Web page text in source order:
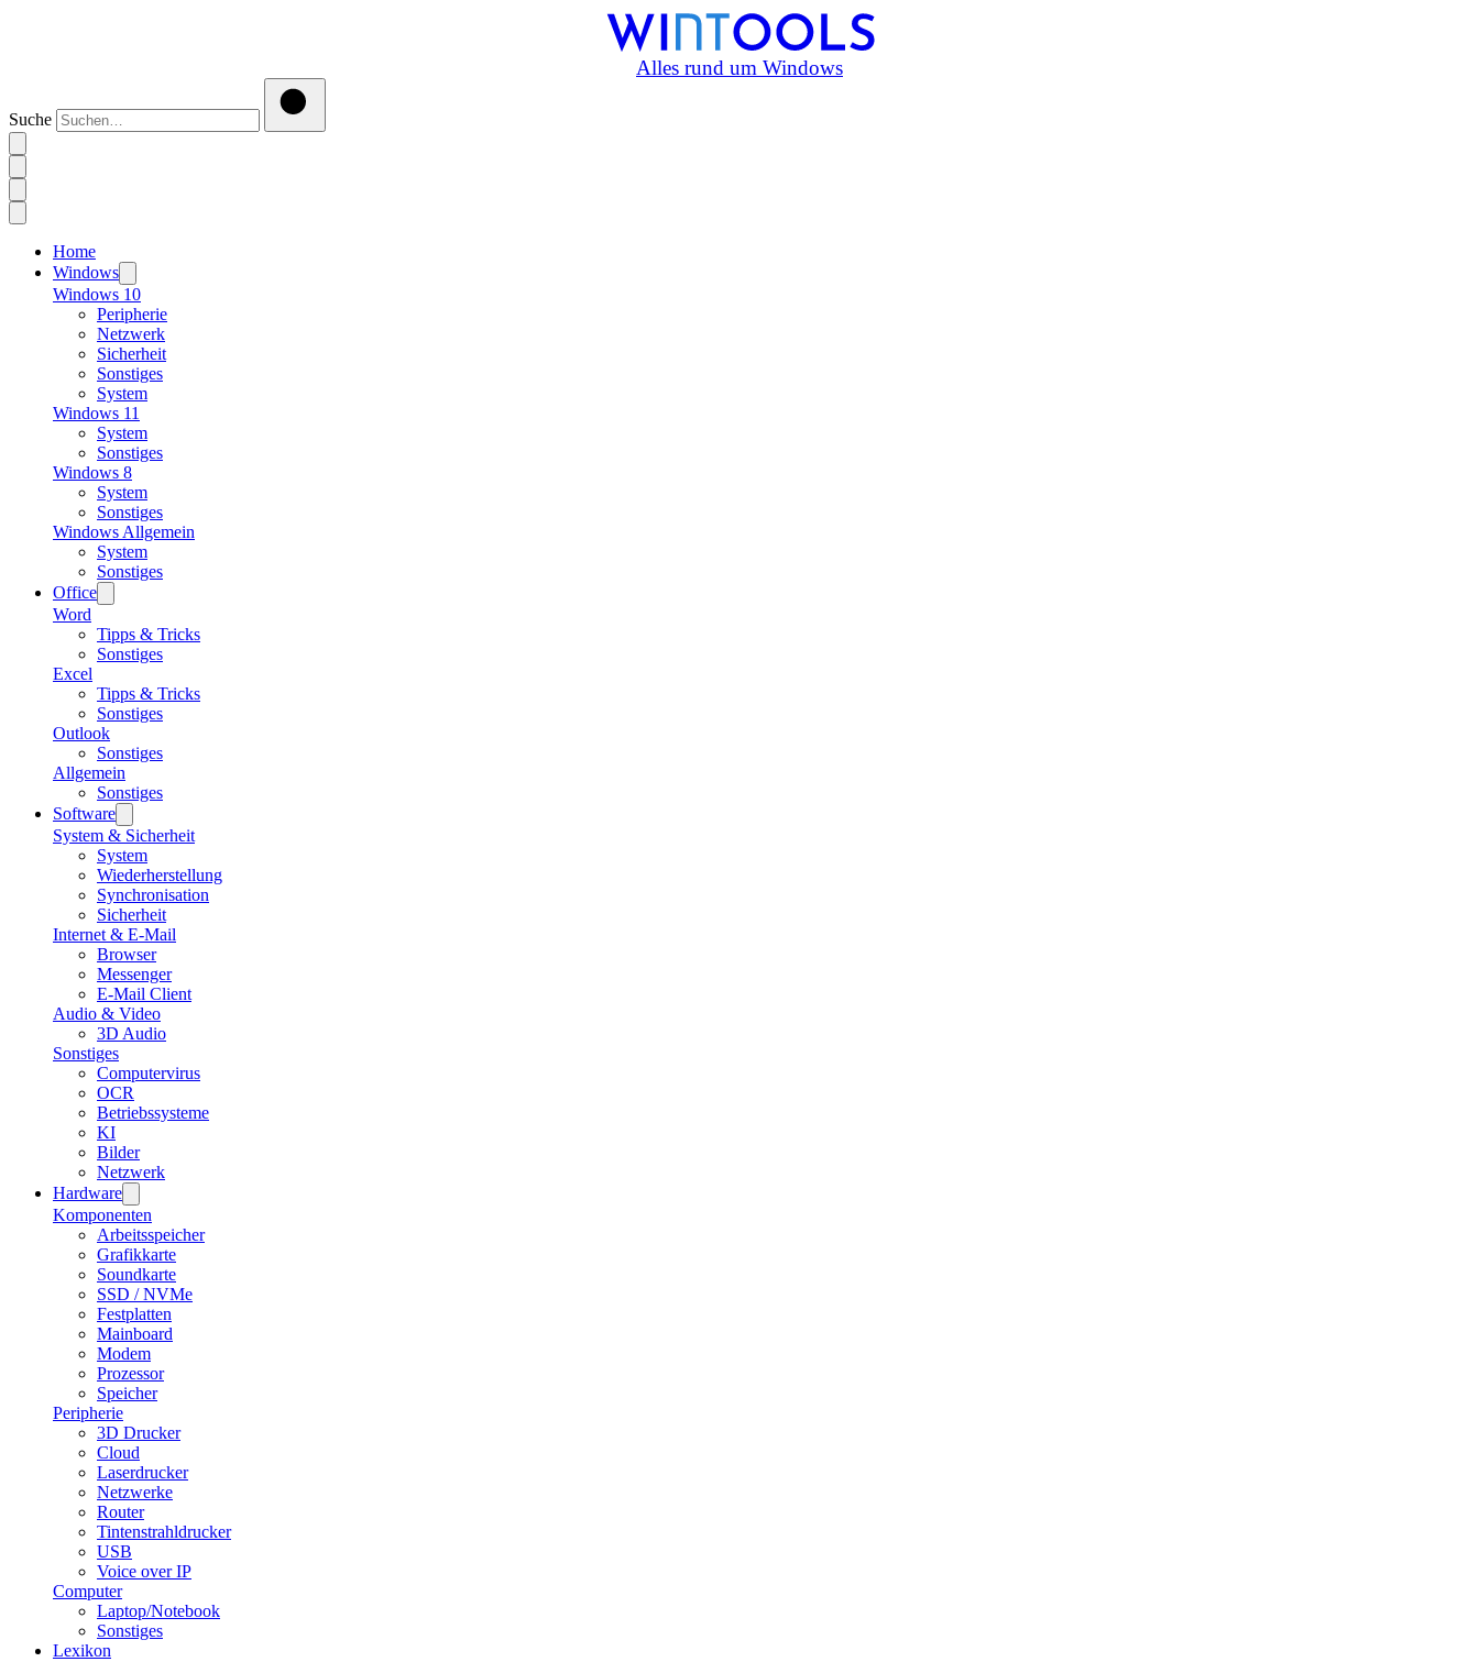
Alles rund um Windows
Suche
Home
Windows
Windows 10
Peripherie
Netzwerk
Sicherheit
Sonstiges
System
Windows 11
System
Sonstiges
Windows 8
System
Sonstiges
Windows Allgemein
System
Sonstiges
Office
Word
Tipps & Tricks
Sonstiges
Excel
Tipps & Tricks
Sonstiges
Outlook
Sonstiges
Allgemein
Sonstiges
Software
System & Sicherheit
System
Wiederherstellung
Synchronisation
Sicherheit
Internet & E-Mail
Browser
Messenger
E-Mail Client
Audio & Video
3D Audio
Sonstiges
Computervirus
OCR
Betriebssysteme
KI
Bilder
Netzwerk
Hardware
Komponenten
Arbeitsspeicher
Grafikkarte
Soundkarte
SSD / NVMe
Festplatten
Mainboard
Modem
Prozessor
Speicher
Peripherie
3D Drucker
Cloud
Laserdrucker
Netzwerke
Router
Tintenstrahldrucker
USB
Voice over IP
Computer
Laptop/Notebook
Sonstiges
Lexikon